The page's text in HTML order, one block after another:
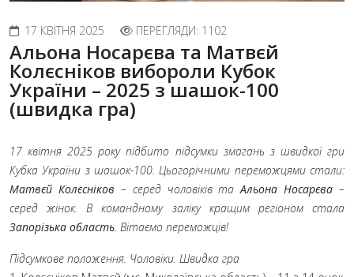
17 КВІТНЯ 2025 ПЕРЕГЛЯДИ: 1102
Альона Носарєва та Матвєй
Колєсніков вибороли Кубок
України – 2025 з шашок-100
(швидка гра)
17 квітня 2025 року підбито підсумки змагань з швидкої гри
Кубка України з шашок-100. Цьогорічними переможцями стали:
Матвєй Колєсніков – серед чоловіків таАльона Носарєва –
серед жінок. В командному заліку кращим регіоном стала
Запорізька область . Вітаємо переможців!
Підсумкове положення. Чоловіки. Швидка гра